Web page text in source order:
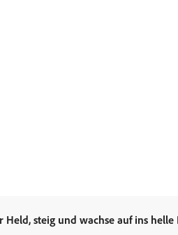
steig und wachse auf ins helle